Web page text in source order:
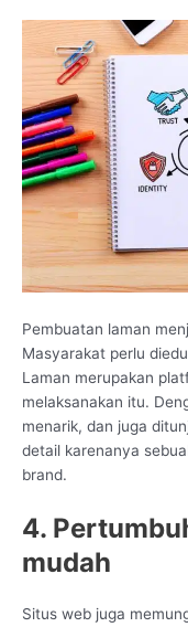
Pembuatan laman
Masyarakat perlu
Laman merupakan
melaksanakan itu.
menarik, dan juga
detail karenanya
brand.
4.
mudah
Situs web juga